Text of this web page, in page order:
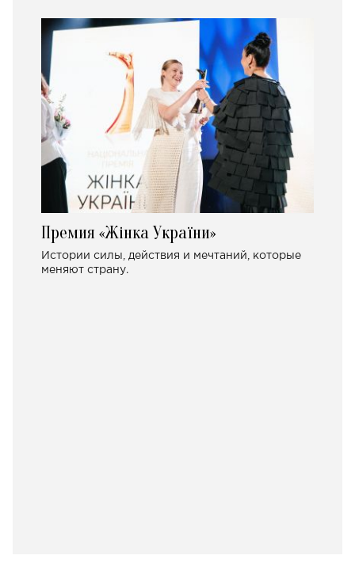
Премия «Жінка України»
Истории силы, действия и мечтаний, которые
меняют страну.